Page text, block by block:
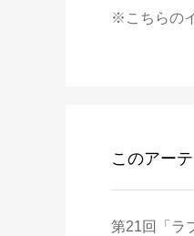
※こちらの
このアー
第21回「ラ